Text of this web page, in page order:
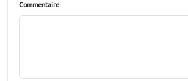
Commentaire